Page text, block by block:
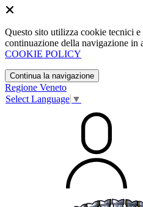
Questo sito utilizza cookie tecnici
continuazione della navigazione in
COOKIE POLICY
Continua la navigazione
Regione Veneto
Select Language ▼